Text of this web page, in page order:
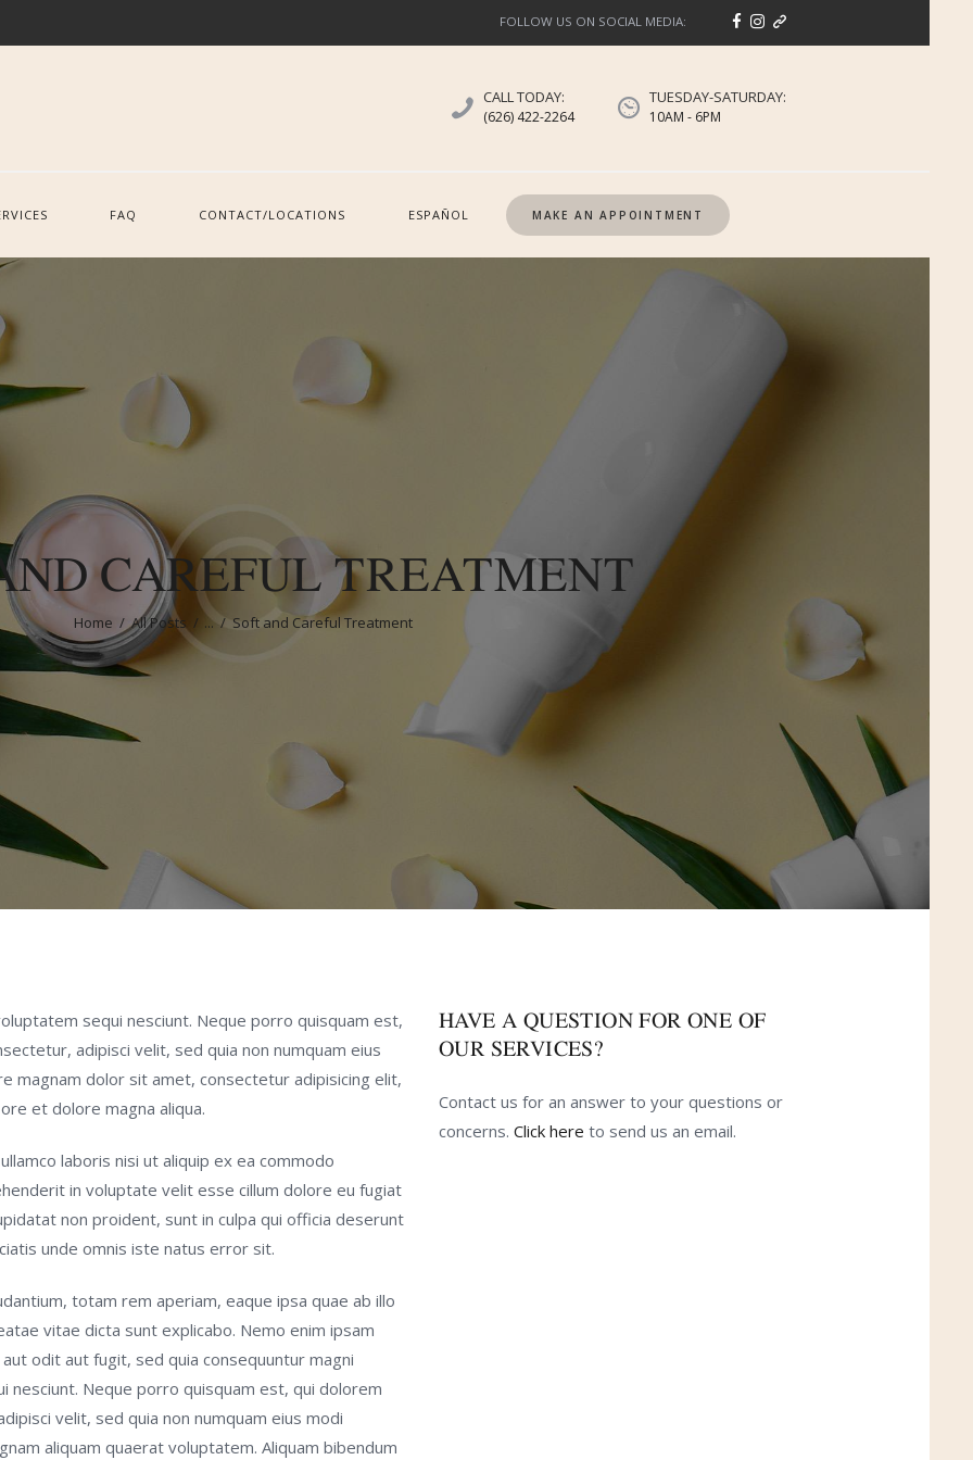
FOLLOW US ON SOCIAL MEDIA:
CALL TODAY:
(626) 422-2264
TUESDAY-SATURDAY:
10AM - 6PM
FAQ CONTACT/LOCATIONS ESPAÑOL MAKE AN APPOINTMENT
CAREFUL TREATMENT
Home All Posts ... Soft and Careful Treatment
sequi nesciunt. Neque porro quisquam est,
adipisci velit, sed quia non numquam eius
magnam dolor sit amet, consectetur adipisicing elit,
et dolore magna aliqua.
laboris nisi ut aliquip ex ea commodo
in voluptate velit esse cillum dolore eu fugiat
non proident, sunt in culpa qui officia deserunt
unde omnis iste natus error sit.
totam rem aperiam, eaque ipsa quae ab illo
vitae dicta sunt explicabo. Nemo enim ipsam
odit aut fugit, sed quia consequuntur magni
Neque porro quisquam est, qui dolorem
velit, sed quia non numquam eius modi
aliquam quaerat voluptatem. Aliquam bibendum
HAVE A QUESTION FOR ONE OF
OUR SERVICES?
Contact us for an answer to your questions or
concerns. Click here to send us an email.